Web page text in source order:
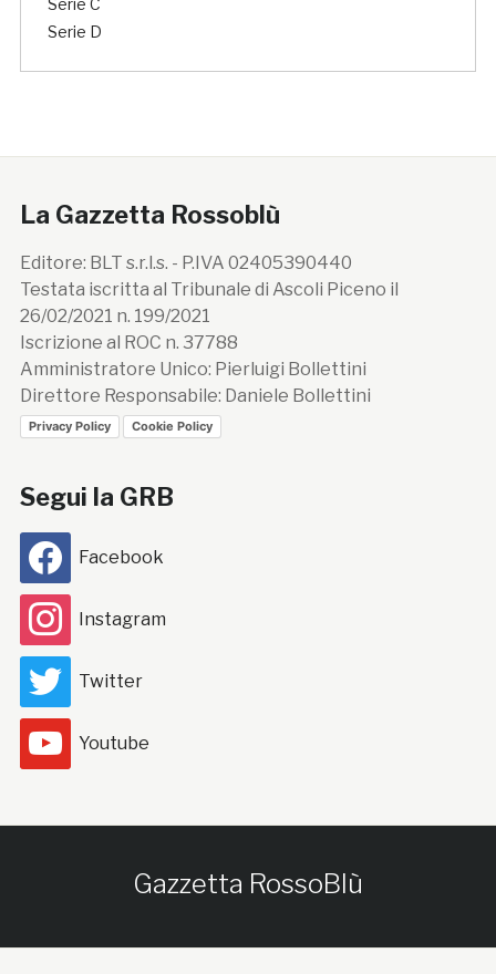
Serie C
Serie D
La Gazzetta Rossoblù
Editore: BLT s.r.l.s. - P.IVA 02405390440
Testata iscritta al Tribunale di Ascoli Piceno il
26/02/2021 n. 199/2021
Iscrizione al ROC n. 37788
Amministratore Unico: Pierluigi Bollettini
Direttore Responsabile: Daniele Bollettini
Privacy Policy Cookie Policy
Segui la GRB
Facebook
Instagram
Twitter
Youtube
Gazzetta RossoBlù